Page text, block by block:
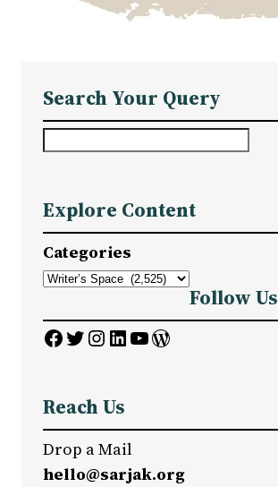
Search Your Query
r
c
h
Explore Content
Categories
Follow Us
Facebook Twitter InstagramLinkedIn YouTube WordPress
Reach Us
Drop a Mail
hello@sarjak.org